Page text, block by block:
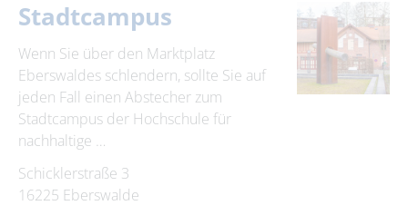
Stadtcampus
Wenn Sie über den Marktplatz
Eberswaldes schlendern, sollte Sie auf
jeden Fall einen Abstecher zum
Stadtcampus der Hochschule für
nachhaltige …
Schicklerstraße 3
16225 Eberswalde